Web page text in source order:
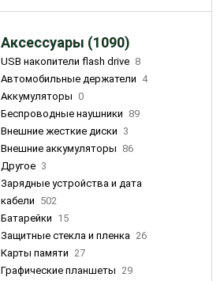
Аксессуары (1090)
USB накопители flash drive 8
Автомобильные держатели 4
Аккумуляторы 0
Беспроводные наушники 89
Внешние жесткие диски 3
Внешние аккумуляторы 86
Другое 3
Зарядные устройства и дата
кабели 502
Батарейки 15
Защитные стекла и пленка 26
Карты памяти 27
Графические планшеты 29